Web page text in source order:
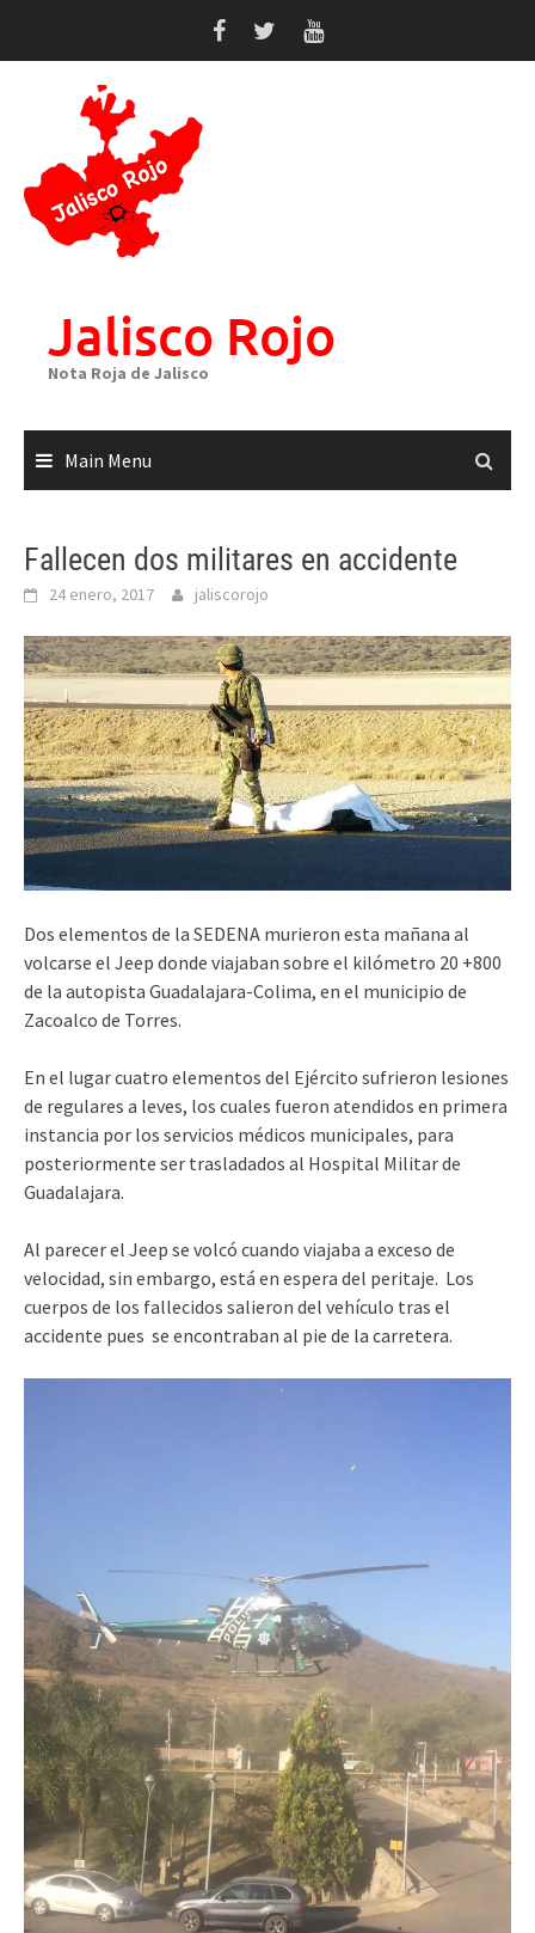
Jalisco Rojo
Nota Roja de Jalisco
Main Menu
Fallecen dos militares en accidente
24 enero, 2017 jaliscorojo
Dos elementos de la SEDENA murieron esta mañana al
volcarse el Jeep donde viajaban sobre el kilómetro 20 +800
de la autopista Guadalajara-Colima, en el municipio de
Zacoalco de Torres.
En el lugar cuatro elementos del Ejército sufrieron lesiones
de regulares a leves, los cuales fueron atendidos en primera
instancia por los servicios médicos municipales, para
posteriormente ser trasladados al Hospital Militar de
Guadalajara.
Al parecer el Jeep se volcó cuando viajaba a exceso de
velocidad, sin embargo, está en espera del peritaje. Los
cuerpos de los fallecidos salieron del vehículo tras el
accidente pues se encontraban al pie de la carretera.